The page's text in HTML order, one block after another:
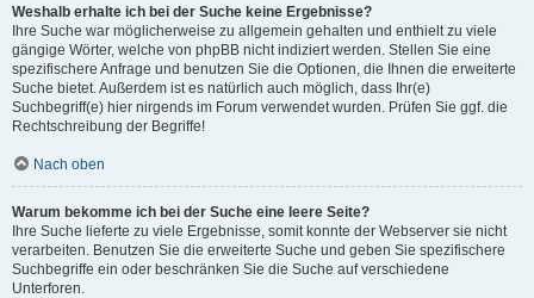
Weshalb erhalte ich bei der Suche keine Ergebnisse?
Ihre Suche war möglicherweise zu allgemein gehalten und enthielt zu viele
gängige Wörter, welche von phpBB nicht indiziert werden. Stellen Sie eine
spezifischere Anfrage und benutzen Sie die Optionen, die Ihnen die erweiterte
Suche bietet. Außerdem ist es natürlich auch möglich, dass Ihr(e)
Suchbegriff(e) hier nirgends im Forum verwendet wurden. Prüfen Sie ggf. die
Rechtschreibung der Begriffe!
Nach oben
Warum bekomme ich bei der Suche eine leere Seite?
Ihre Suche lieferte zu viele Ergebnisse, somit konnte der Webserver sie nicht
verarbeiten. Benutzen Sie die erweiterte Suche und geben Sie spezifischere
Suchbegriffe ein oder beschränken Sie die Suche auf verschiedene
Unterforen.